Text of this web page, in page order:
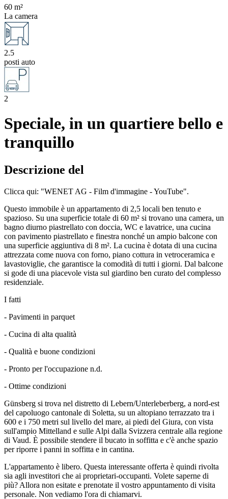
60 m²
La camera
2.5
posti auto
2
Speciale, in un quartiere bello e
tranquillo
Descrizione del
Clicca qui: "WENET AG - Film d'immagine - YouTube".
Questo immobile è un appartamento di 2,5 locali ben tenuto e
spazioso. Su una superficie totale di 60 m² si trovano una camera, un
bagno diurno piastrellato con doccia, WC e lavatrice, una cucina
con pavimento piastrellato e finestra nonché un ampio balcone con
una superficie aggiuntiva di 8 m². La cucina è dotata di una cucina
attrezzata come nuova con forno, piano cottura in vetroceramica e
lavastoviglie, che garantisce la comodità di tutti i giorni. Dal balcone
si gode di una piacevole vista sul giardino ben curato del complesso
residenziale.
I fatti
- Pavimenti in parquet
- Cucina di alta qualità
- Qualità e buone condizioni
- Pronto per l'occupazione n.d.
- Ottime condizioni
Günsberg si trova nel distretto di Lebern/Unterleberberg, a nord-est
del capoluogo cantonale di Soletta, su un altopiano terrazzato tra i
600 e i 750 metri sul livello del mare, ai piedi del Giura, con vista
sull'ampio Mittelland e sulle Alpi dalla Svizzera centrale alla regione
di Vaud. È possibile stendere il bucato in soffitta e c'è anche spazio
per riporre i panni in soffitta e in cantina.
L'appartamento è libero. Questa interessante offerta è quindi rivolta
sia agli investitori che ai proprietari-occupanti. Volete saperne di
più? Allora non esitate e prenotate il vostro appuntamento di visita
personale. Non vediamo l'ora di chiamarvi.